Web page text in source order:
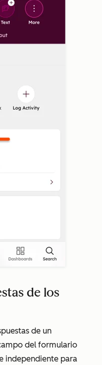
de los
de un
del formulario
independiente para